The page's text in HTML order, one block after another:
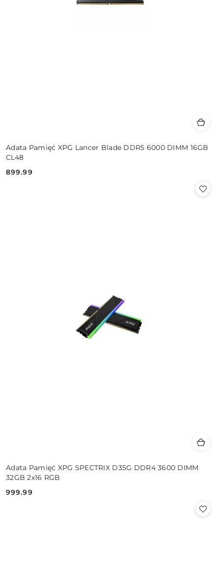
Adata Pamięć XPG Lancer Blade DDR5 6000 DIMM 16GB
CL48
Cena:
899.99
Adata Pamięć XPG SPECTRIX D35G DDR4 3600 DIMM
32GB 2x16 RGB
Cena:
999.99